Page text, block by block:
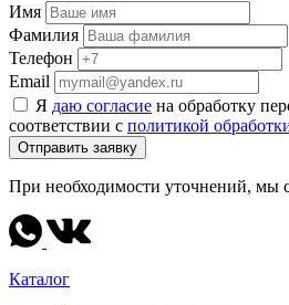
Имя
Фамилия
Телефон
Email
Я даю согласие на обработку
соответствии с политикой
Отправить заявку
При необходимости уточнений, мы
Каталог